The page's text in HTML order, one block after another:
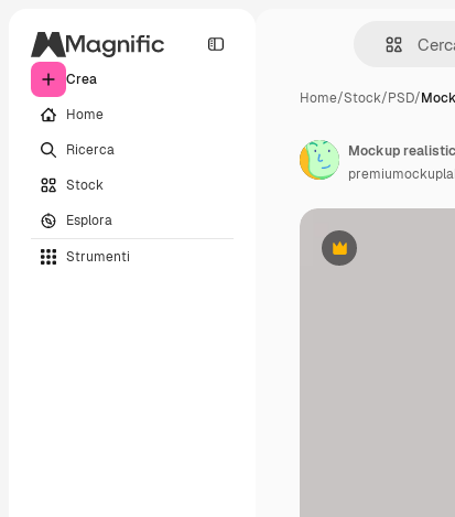
Crea
Home
Ricerca
Stock
Esplora
Strumenti
Home/Stock/PSD/
Premium
Mockup